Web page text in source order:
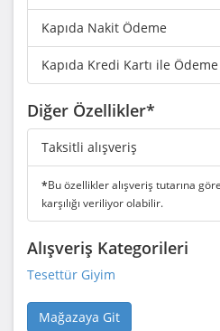
Kapıda Nakit Ödeme
Kapıda Kredi Kartı ile Ödeme
Diğer Özellikler*
Taksitli alışveriş
*Bu özellikler alışveriş tutarına
karşılığı veriliyor olabilir.
Alışveriş Kategorileri
Tesettür Giyim
Mağazaya Git